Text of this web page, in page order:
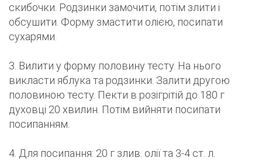
скибочки. Родзинки замочити, потім злити і
обсушити. Форму змастити олією, посипати
сухарями.
3. Вилити у форму половину тесту. На нього
викласти яблука та родзинки. Залити другою
половиною тесту. Пекти в розігрітій до 180 г
духовці 20 хвилин. Потім вийняти посипати
посипанням.
4. Для посипання: 20 г злив. олії та 3-4 ст. л.